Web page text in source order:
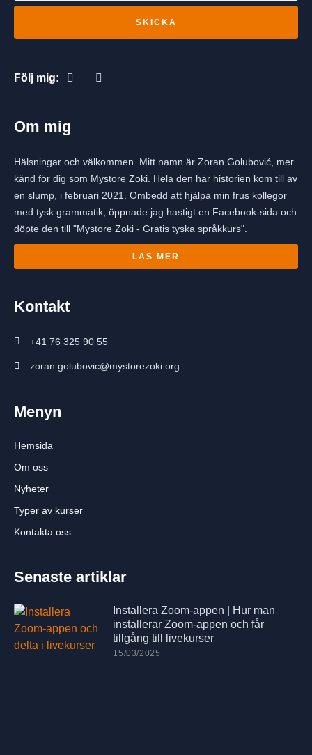
SKICKA
Följ mig:
Om mig
Hälsningar och välkommen. Mitt namn är Zoran Golubović, mer
känd för dig som Mystore Zoki. Hela den här historien kom till av
en slump, i februari 2021. Ombedd att hjälpa min frus kollegor
med tysk grammatik, öppnade jag hastigt en Facebook-sida och
döpte den till "Mystore Zoki - Gratis tyska språkkurs".
LÄS MER
Kontakt
+41 76 325 90 55
zoran.golubovic@mystorezoki.org
Menyn
Hemsida
Om oss
Nyheter
Typer av kurser
Kontakta oss
Senaste artiklar
Installera Zoom-appen | Hur man
installerar Zoom-appen och får
tillgång till livekurser
15/03/2025